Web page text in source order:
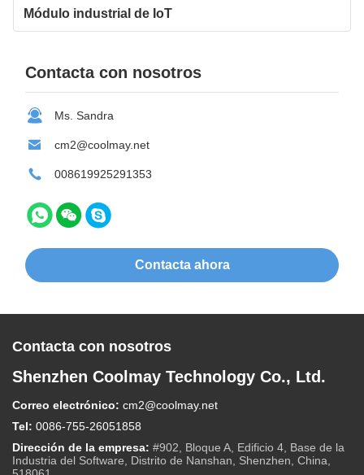
Módulo industrial de IoT
Contacta con nosotros
Ms. Sandra
cm2@coolmay.net
008619925291353
Contacta ahora
Contacta con nosotros
Shenzhen Coolmay Technology Co., Ltd.
Correo electrónico: cm2@coolmay.net
Tel: 0086-755-26051858
Dirección de la empresa: #902, Bloque A, Edificio 4, Base de la
Industria del Software, Distrito de Nanshan, Shenzhen, China,